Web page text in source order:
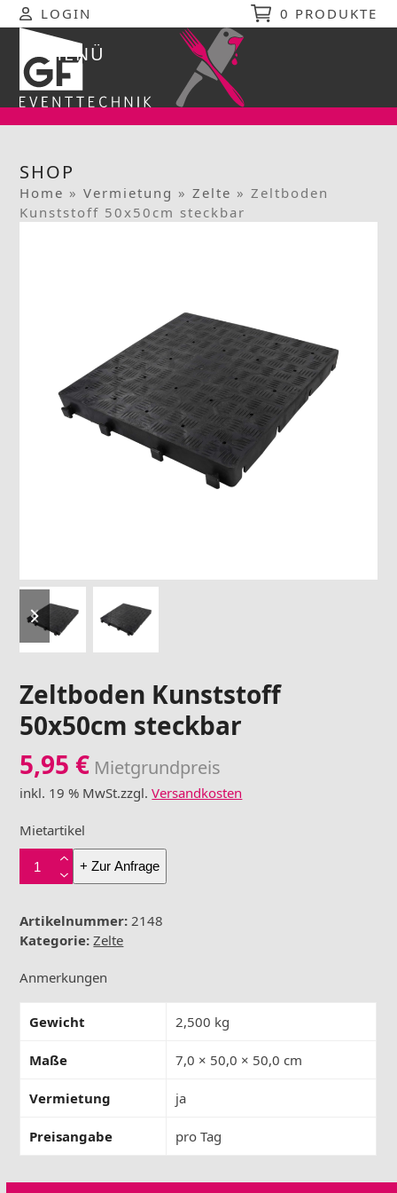
Skip
to
LOGIN 0 PRODUKTE
MENÜ
Open
mobile
menu
Close
mobile
menu
SHOP
Home »Vermietung »Zelte »Zeltboden
Kunststoff 50x50cm steckbar
previous
slide
next
slide
Zeltboden Kunststoff
50x50cm steckbar
5,95€ Mietgrundpreis
inkl. 19 % MwSt.zzgl.Versandkosten
Mietartikel
Zeltboden
Kunststoff
steckbar
Menge
+ Zur Anfrage
Artikelnummer:2148
Kategorie:Zelte
Anmerkungen
Gewicht 2,500 kg
Maße 7,0 × 50,0 × 50,0 cm
Vermietung ja
Preisangabe pro Tag